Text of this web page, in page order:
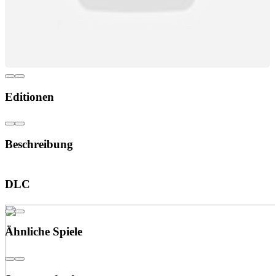
Editionen
Beschreibung
DLC
Ähnliche Spiele